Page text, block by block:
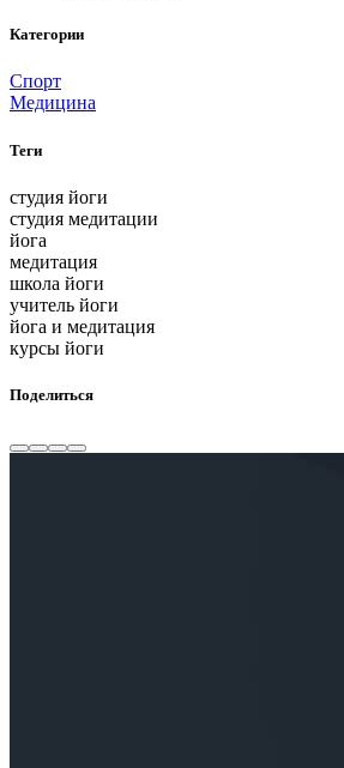
Категории
Спорт
Медицина
Теги
студия йоги
студия медитации
йога
медитация
школа йоги
учитель йоги
йога и медитация
курсы йоги
Поделиться